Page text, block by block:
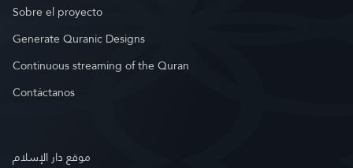
Sobre el proyecto
Generate Quranic Designs
Continuous streaming of the Quran
Contáctanos
موقع دار الإسلام